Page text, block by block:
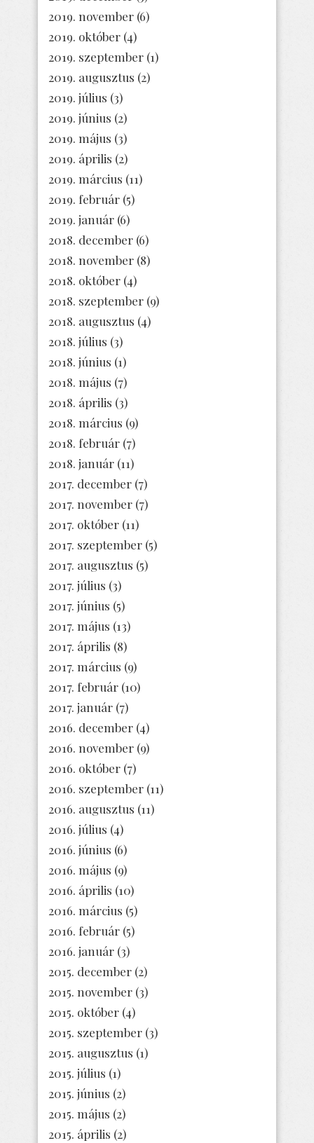
2019. november (6)
2019. október (4)
2019. szeptember (1)
2019. augusztus (2)
2019. július (3)
2019. június (2)
2019. május (3)
2019. április (2)
2019. március (11)
2019. február (5)
2019. január (6)
2018. december (6)
2018. november (8)
2018. október (4)
2018. szeptember (9)
2018. augusztus (4)
2018. július (3)
2018. június (1)
2018. május (7)
2018. április (3)
2018. március (9)
2018. február (7)
2018. január (11)
2017. december (7)
2017. november (7)
2017. október (11)
2017. szeptember (5)
2017. augusztus (5)
2017. július (3)
2017. június (5)
2017. május (13)
2017. április (8)
2017. március (9)
2017. február (10)
2017. január (7)
2016. december (4)
2016. november (9)
2016. október (7)
2016. szeptember (11)
2016. augusztus (11)
2016. július (4)
2016. június (6)
2016. május (9)
2016. április (10)
2016. március (5)
2016. február (5)
2016. január (3)
2015. december (2)
2015. november (3)
2015. október (4)
2015. szeptember (3)
2015. augusztus (1)
2015. július (1)
2015. június (2)
2015. május (2)
2015. április (2)